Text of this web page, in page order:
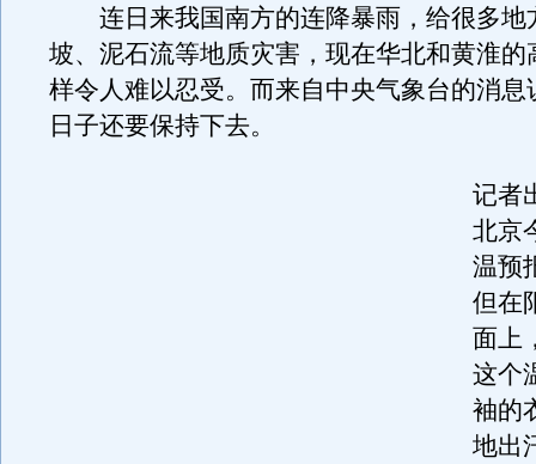
连日来我国南方的连降暴雨，给很多地
坡、泥石流等地质灾害，现在华北和黄淮的
样令人难以忍受。而来自中央气象台的消息
日子还要保持下去。
记者
北京
温预
但在
面上
这个
袖的
地出